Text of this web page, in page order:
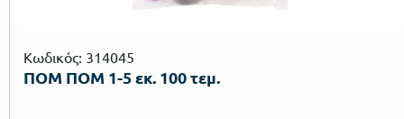
Κωδικός: 314045
ΠΟΜ ΠΟΜ 1-5 εκ. 100 τεμ.